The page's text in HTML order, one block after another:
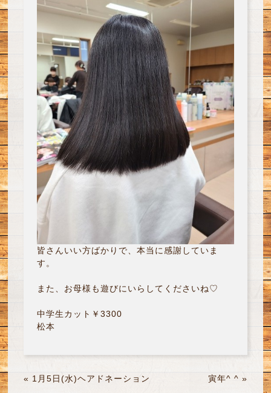
皆さんいい方ばかりで、本当に感謝していま
す。
また、お母様も遊びにいらしてくださいね♡
中学生カット￥3300
松本
« 1月5日(水)ヘアドネーション 寅年^ ^ »